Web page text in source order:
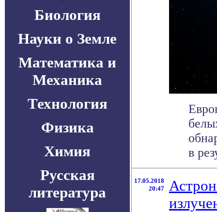
Биология
Науки о Земле
Математика и
Механика
Технология
Физика
Химия
Русская
литература
в
17.05.2018
20:47